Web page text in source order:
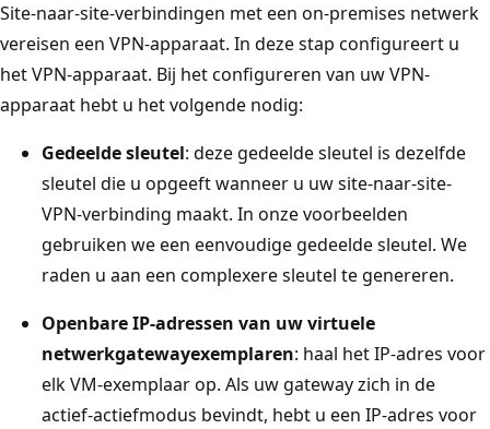
Site-naar-site-verbindingen met een on-premises netwerk
vereisen een VPN-apparaat. In deze stap configureert u
het VPN-apparaat. Bij het configureren van uw VPN-
apparaat hebt u het volgende nodig:
Gedeelde sleutel: deze gedeelde sleutel is dezelfde
sleutel die u opgeeft wanneer u uw site-naar-site-
VPN-verbinding maakt. In onze voorbeelden
gebruiken we een eenvoudige gedeelde sleutel. We
raden u aan een complexere sleutel te genereren.
Openbare IP-adressen van uw virtuele
netwerkgatewayexemplaren: haal het IP-adres voor
elk VM-exemplaar op. Als uw gateway zich in de
actief-actiefmodus bevindt, hebt u een IP-adres voor